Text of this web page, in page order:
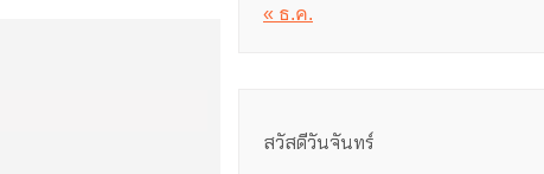
« ธ.ค.
สวัสดีวันจันทร์